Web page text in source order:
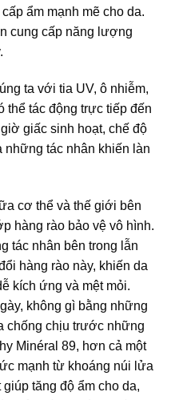
ẩm mạnh mẽ cho da.
cung cấp năng lượng
ta với tia UV, ô nhiễm,
tác động trực tiếp đến
giấc sinh hoạt, chế độ
những tác nhân khiến làn
cơ thể và thế giới bên
hàng rào bảo vệ vô hình.
tác nhân bên trong lẫn
hàng rào này, khiến da
kích ứng và mệt mỏi.
không gì bằng những
chống chịu trước những
Minéral 89, hơn cả một
mạnh từ khoáng núi lửa
tăng độ ẩm cho da,